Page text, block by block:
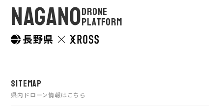
NAGANODRONE
PLATFORM
SITEMAP
県内ドローン情報はこちら